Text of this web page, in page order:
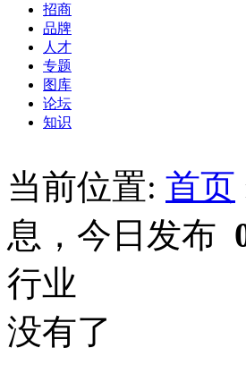
招商
品牌
人才
专题
图库
论坛
知识
当前位置: 首页
息，今日发布
行业
没有了